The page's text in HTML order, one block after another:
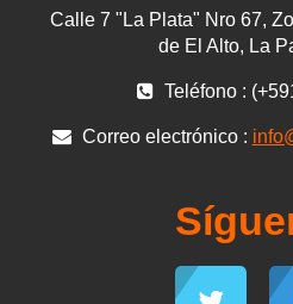
Calle 7 "La Plata" Nro 67,
de El Alto, La
Teléfono :
Correo electrónico :